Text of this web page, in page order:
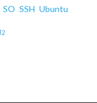
SO SSH Ubuntu